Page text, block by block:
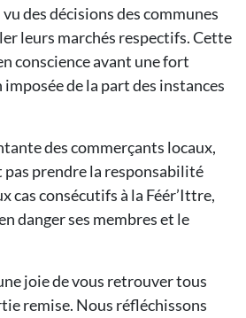
des décisions des communes
leurs marchés respectifs. Cette
conscience avant une fort
de la part des instances
des commerçants locaux,
pas prendre la responsabilité
cas consécutifs à la Féér’Ittre,
danger ses membres et le
joie de vous retrouver tous
remise. Nous réfléchissons